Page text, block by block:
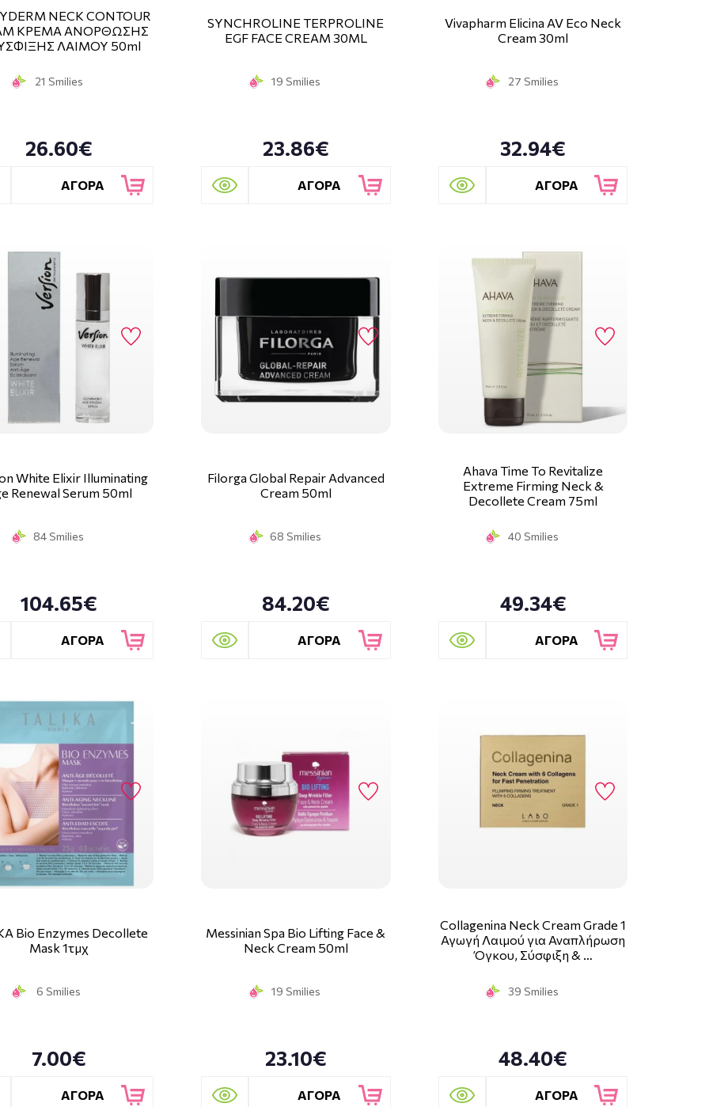
NECK CONTOUR
ΚΡΕΜΑ ΑΝΟΡΘΩΣΗΣ
ΛΑΙΜΟΥ 50ml
21 Smilies
26.60€
ΑΓΟΡΑ
SYNCHROLINE TERPROLINE
EGF FACE CREAM 30ML
19 Smilies
23.86€
ΑΓΟΡΑ
Vivapharm Elicina AV Eco Neck
Cream 30ml
27 Smilies
32.94€
ΑΓΟΡΑ
White Elixir Illuminating
Renewal Serum 50ml
84 Smilies
104.65€
ΑΓΟΡΑ
Filorga Global Repair Advanced
Cream 50ml
68 Smilies
84.20€
ΑΓΟΡΑ
Ahava Time To Revitalize
Extreme Firming Neck &
Decollete Cream 75ml
40 Smilies
49.34€
ΑΓΟΡΑ
Bio Enzymes Decollete
Mask 1τμχ
6 Smilies
7.00€
ΑΓΟΡΑ
Messinian Spa Bio Lifting Face &
Neck Cream 50ml
19 Smilies
23.10€
ΑΓΟΡΑ
Collagenina Neck Cream Grade 1
Αγωγή Λαιμού για Αναπλήρωση
Όγκου, Σύσφιξη & …
39 Smilies
48.40€
ΑΓΟΡΑ